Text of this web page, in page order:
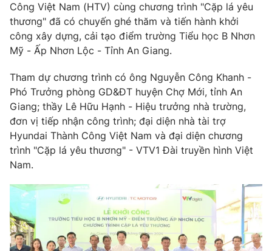
Phim VTV
Hậu trường
Nhân vật
Khán giả
Giải sao mai
Giải trí
Điện ảnh
Sao
Đời sống
Du lịch
Làm đẹp
Chất lượng cuộc sống
Giáo dục
Tuyển sinh
Học trực tuyến
Công nghệ
Hitech Công nghệ tương lai
Thị trường
Tư vấn
Giao lưu trực tuyến
Lịch phát sóng
Chuyên mục khác
Công Việt Nam (HTV) cùng chương trình "Cặp lá yêu
thương" đã có chuyến ghé thăm và tiến hành khởi
công xây dựng, cải tạo điểm trường Tiểu học B Nhơn
Mỹ - Ấp Nhơn Lộc - Tỉnh An Giang.
Tham dự chương trình có ông Nguyễn Công Khanh -
Phó Trưởng phòng GD&ĐT huyện Chợ Mới, tỉnh An
Giang; thầy Lê Hữu Hạnh - Hiệu trưởng nhà trường,
đơn vị tiếp nhận công trình; đại diện nhà tài trợ
Hyundai Thành Công Việt Nam và đại diện chương
trình "Cặp lá yêu thương" - VTV1 Đài truyền hình Việt
Nam.